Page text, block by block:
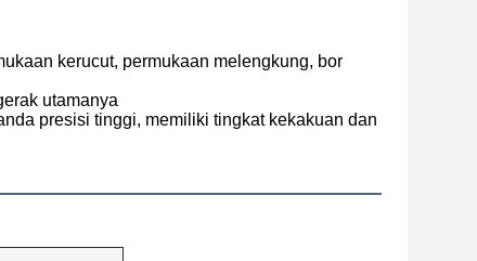
kerucut, permukaan melengkung, bor
utamanya
presisi tinggi, memiliki tingkat kekakuan dan